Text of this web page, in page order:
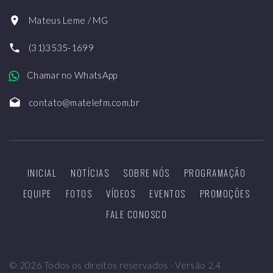
Mateus Leme / MG
(31)3535-1699
Chamar no WhatsApp
contato@matelefm.com.br
INICIAL NOTÍCIAS SOBRE NÓS
PROGRAMAÇÃO
EQUIPE
FOTOS VÍDEOS EVENTOS
PROMOÇÕES
FALE CONOSCO
© 2026 Todos os direitos reservados - Versão 2.4